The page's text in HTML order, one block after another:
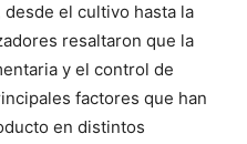
el cultivo hasta la
resaltaron que la
y el control de
factores que han
en distintos